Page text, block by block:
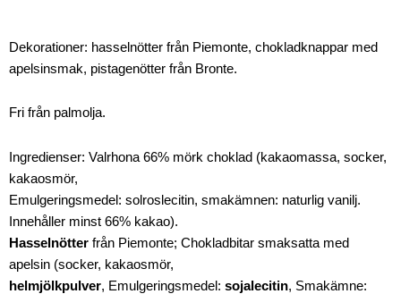
Dekorationer: hasselnötter från Piemonte, chokladknappar med
apelsinsmak, pistagenötter från Bronte.
Fri från palmolja.
Ingredienser: Valrhona 66% mörk choklad (kakaomassa, socker,
kakaosmör,
Emulgeringsmedel: solroslecitin, smakämnen: naturlig vanilj.
Innehåller minst 66% kakao).
Hasselnötter från Piemonte; Chokladbitar smaksatta med
apelsin (socker, kakaosmör,
helmjölkpulver, Emulgeringsmedel: sojalecitin, Smakämne: